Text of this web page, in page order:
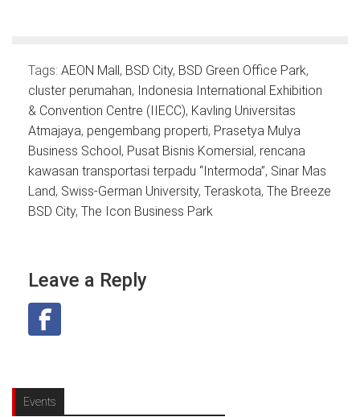
Tags: AEON Mall , BSD City, BSD Green Office Park,
cluster perumahan, Indonesia International Exhibition
& Convention Centre (IIECC), Kavling Universitas
Atmajaya, pengembang properti, Prasetya Mulya
Business School , Pusat Bisnis Komersial , rencana
kawasan transportasi terpadu “Intermoda”, Sinar Mas
Land, Swiss-German University, Teraskota, The Breeze
BSD City, The Icon Business Park
Leave a Reply
Events